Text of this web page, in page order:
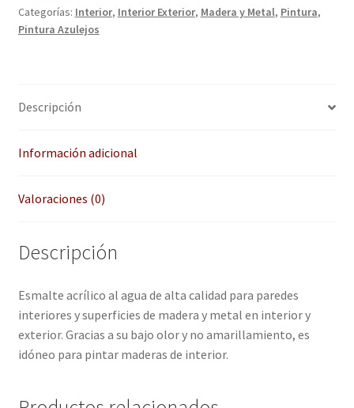
Donde Estamos
Finalizar compra
Más información sobre las cookies
Mi cuenta
Política de privacidad
Preguntas frecuentes
QUÉ OFRECEMOS
Categorías: Interior, Interior Exterior, Madera y Metal, Pintura,
Pintura Azulejos
Descripción
Información adicional
Valoraciones (0)
Descripción
Esmalte acrílico al agua de alta calidad para paredes
interiores y superficies de madera y metal en interior y
exterior. Gracias a su bajo olor y no amarillamiento, es
idóneo para pintar maderas de interior.